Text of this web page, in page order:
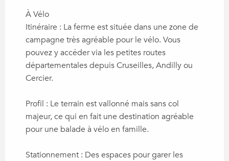
À Vélo
Itinéraire : La ferme est située dans une zone de
campagne très agréable pour le vélo. Vous
pouvez y accéder via les petites routes
départementales depuis Cruseilles, Andilly ou
Cercier.
Profil : Le terrain est vallonné mais sans col
majeur, ce qui en fait une destination agréable
pour une balade à vélo en famille.
Stationnement : Des espaces pour garer les